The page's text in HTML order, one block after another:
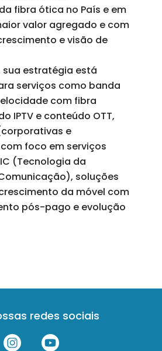
fibra ótica no País e em
valor agregado e com
e visão de
sua estratégia está
serviços como banda
com fibra
IPTV e conteúdo OTT,
e
foco em serviços
(Tecnologia da
soluções
da móvel com
pós-pago e evolução
redes sociais